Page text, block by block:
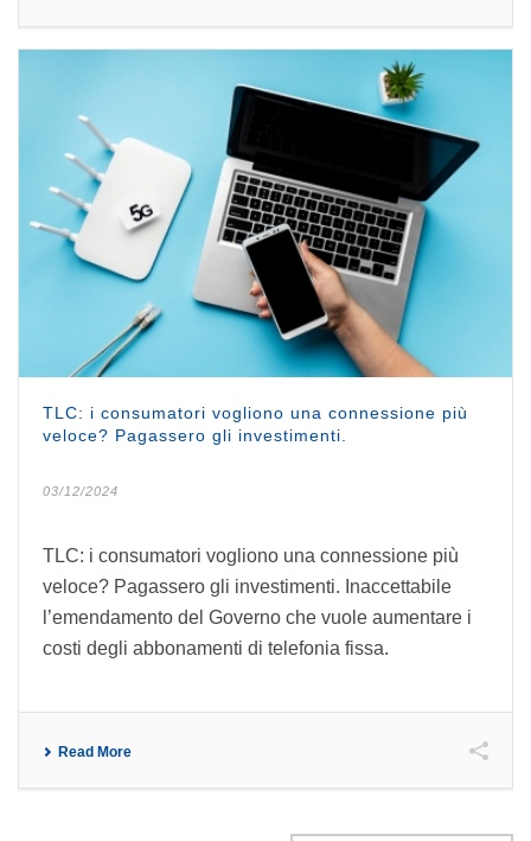
TLC: i consumatori vogliono una connessione più
veloce? Pagassero gli investimenti.
03/12/2024
TLC: i consumatori vogliono una connessione più
veloce? Pagassero gli investimenti. Inaccettabile
l’emendamento del Governo che vuole aumentare i
costi degli abbonamenti di telefonia fissa.
Read More